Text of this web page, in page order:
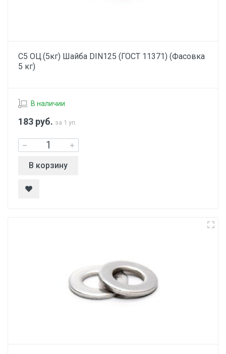
С5 ОЦ.(5кг) Шайба DIN125 (ГОСТ 11371) (Фасовка
5 кг)
В наличии
183 руб. за 1 уп.
В корзину